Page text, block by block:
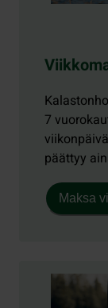
7
päättyy
Maksa